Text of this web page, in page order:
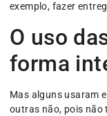
exemplo, fazer
O uso
forma
Mas alguns usaram
outras não, pois não